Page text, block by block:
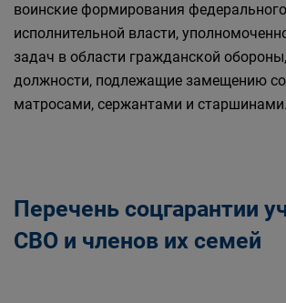
воинские формирования
исполнительной власти,
задач в области гражданской
должности, подлежащие замещению
матросами, сержантами и старшинами.
Перечень соцгарантии
СВО и членов их семей